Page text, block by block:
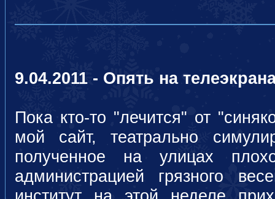
9.04.2011 - Опять на
Пока кто-то "лечится" от
мой сайт, театрально
полученное на улицах
администрацией грязного